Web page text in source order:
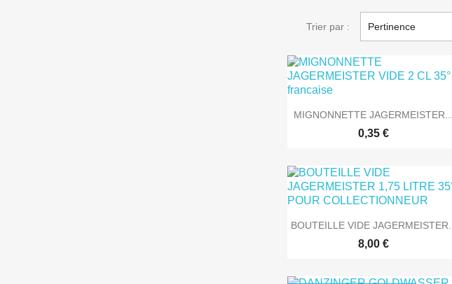
Trier par : Pertinence
 Aperçu rapide
MIGNONNETTE JAGERMEISTER...
0,35 €
 Aperçu rapide
BOUTEILLE VIDE JAGERMEISTER...
8,00 €